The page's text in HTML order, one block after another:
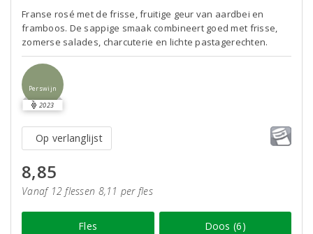
Franse rosé met de frisse, fruitige geur van aardbei en
framboos. De sappige smaak combineert goed met frisse,
zomerse salades, charcuterie en lichte pastagerechten.
Perswijn
2023
Op verlanglijst
8,85
Vanaf 12 flessen 8,11 per fles
Fles Doos (6)